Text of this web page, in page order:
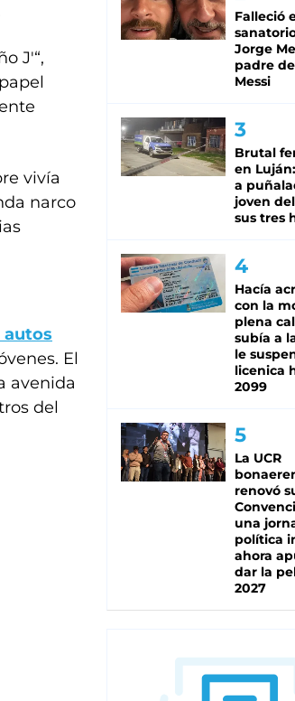
J'“,
vivía
narco
autos
El
avenida
del
Falleció
Jorge
padre
Messi
Brutal
en
a
joven
sus tres
Hacía
con la
plena
subía a
le
licenica
2099
La UCR
renovó
una
política
ahora
dar la
2027